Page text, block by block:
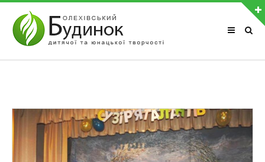
Реєстрація
ОСТАННІ ФОТОАЛЬБОМИ